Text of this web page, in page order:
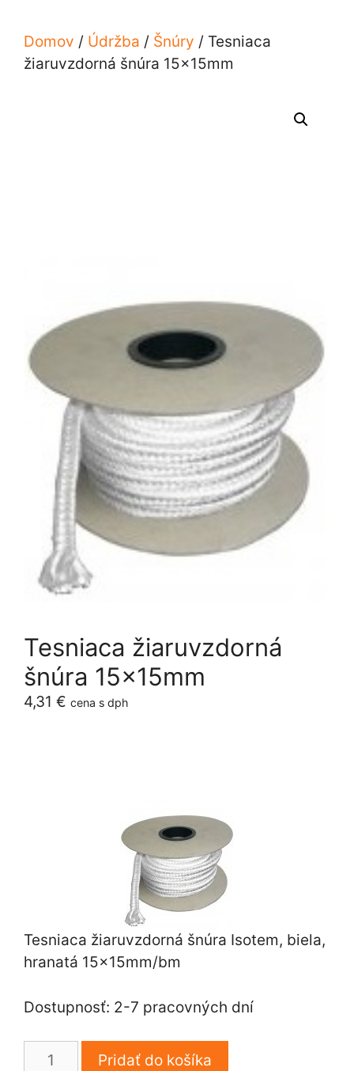
Domov / Údržba / Šnúry / Tesniaca
žiaruvzdorná šnúra 15x15mm
Tesniaca žiaruvzdorná
šnúra 15x15mm
4,31 € cena s dph
Tesniaca žiaruvzdorná šnúra Isotem, biela,
hranatá 15x15mm/bm
Dostupnosť: 2-7 pracovných dní
množstvo
Pridať do košíka